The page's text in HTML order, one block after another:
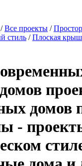
/Все проекты /
стиль /Плоская
домов
-